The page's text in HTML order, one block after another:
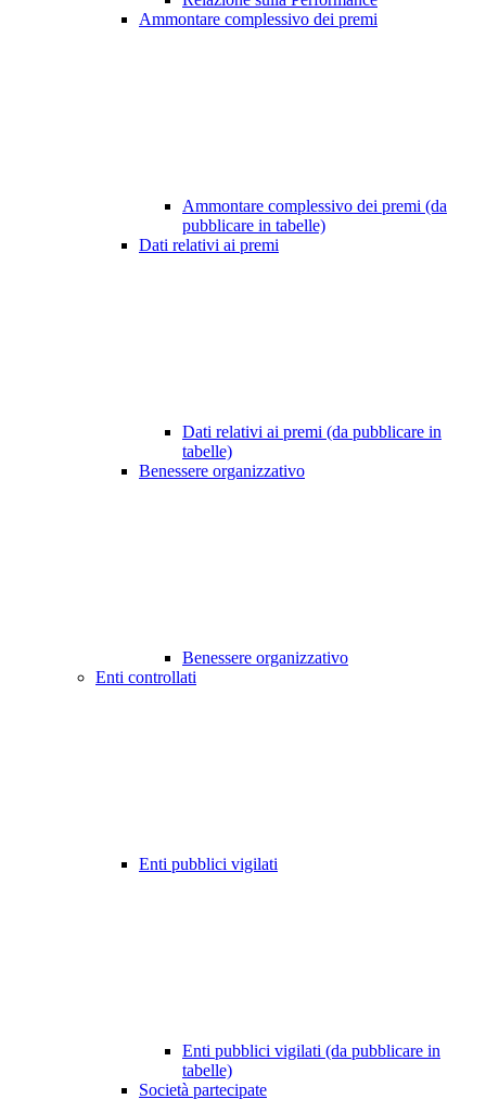
Ammontare complessivo dei premi
Ammontare complessivo dei premi (da
pubblicare in tabelle)
Dati relativi ai premi
Dati relativi ai premi (da pubblicare in
tabelle)
Benessere organizzativo
Benessere organizzativo
Enti controllati
Enti pubblici vigilati
Enti pubblici vigilati (da pubblicare in
tabelle)
Società partecipate